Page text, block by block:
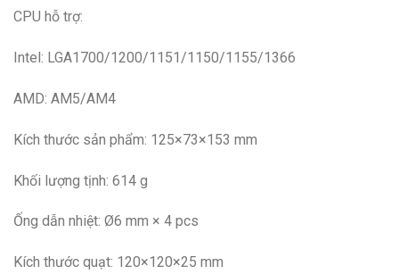
CPU hỗ trợ:
Intel: LGA1700/1200/1151/1150/1155/1366
AMD: AM5/AM4
Kích thước sản phẩm: 125×73×153 mm
Khối lượng tịnh: 614 g
Ống dẫn nhiệt: Ø6 mm × 4 pcs
Kích thước quạt: 120×120×25 mm